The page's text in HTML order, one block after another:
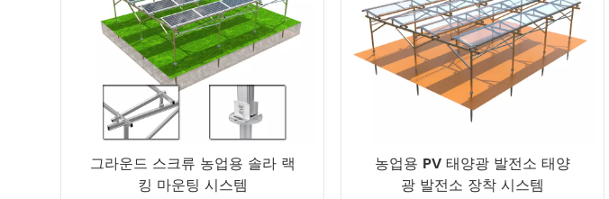
그라운드 스크류 농업용 솔라 랙
킹 마운팅 시스템
농업용 PV 태양광 발전소 태양
광 발전소 장착 시스템